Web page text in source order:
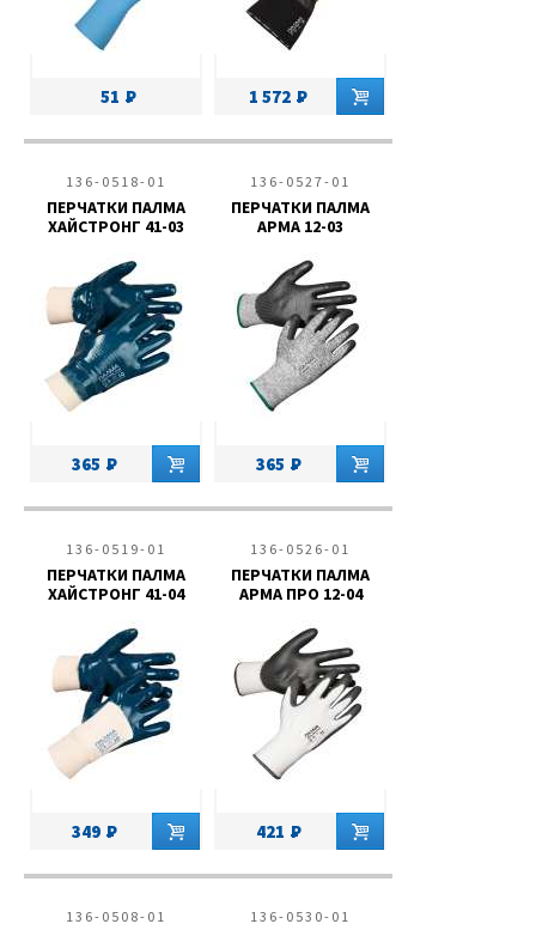
51 1 572
136-0518-01
ПЕРЧАТКИ ПАЛМА
ХАЙСТРОНГ 41-03
365
136-0527-01
ПЕРЧАТКИ ПАЛМА
АРМА 12-03
365
136-0519-01
ПЕРЧАТКИ ПАЛМА
ХАЙСТРОНГ 41-04
349
136-0526-01
ПЕРЧАТКИ ПАЛМА
АРМА ПРО 12-04
421
136-0508-01 136-0530-01